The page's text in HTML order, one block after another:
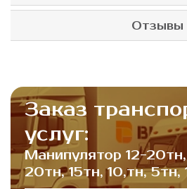
Отзывы
Заказ
услуг:
Манипулятор 12-
20тн, 15тн, 10,тн, 5тн,